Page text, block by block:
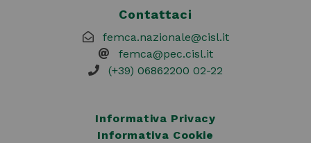
Contattaci
femca.nazionale@cisl.it
femca@pec.cisl.it
(+39) 06862200 02-22
Informativa Privacy
Informativa Cookie